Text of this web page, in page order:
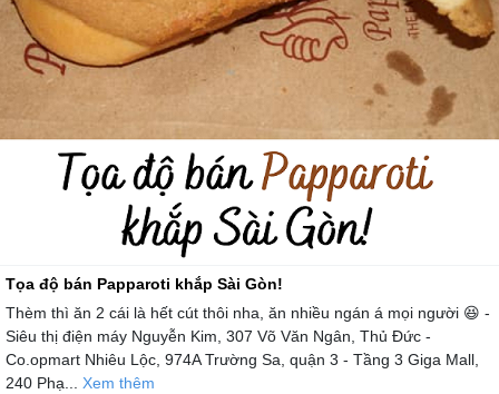
Tọa độ bán Papparoti khắp Sài Gòn!
Thèm thì ăn 2 cái là hết cút thôi nha, ăn nhiều ngán á mọi người 😆 -
Siêu thị điện máy Nguyễn Kim, 307 Võ Văn Ngân, Thủ Đức -
Co.opmart Nhiêu Lộc, 974A Trường Sa, quận 3 - Tầng 3 Giga Mall,
240 Phạ... Xem thêm